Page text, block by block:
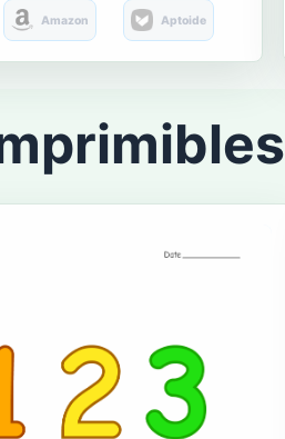
Amazon Aptoide